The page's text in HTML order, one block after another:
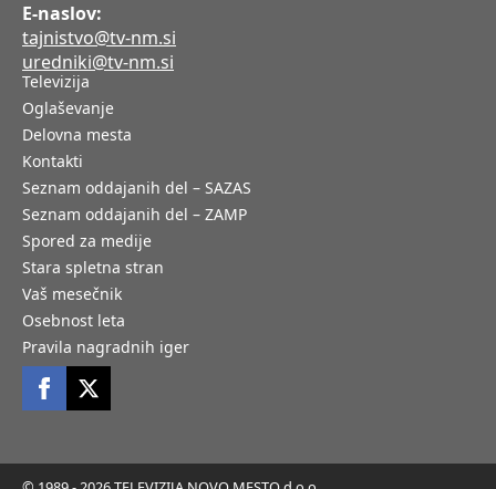
E-naslov:
tajnistvo@tv-nm.si
uredniki@tv-nm.si
Televizija
Oglaševanje
Delovna mesta
Kontakti
Seznam oddajanih del – SAZAS
Seznam oddajanih del – ZAMP
Spored za medije
Stara spletna stran
Vaš mesečnik
Osebnost leta
Pravila nagradnih iger